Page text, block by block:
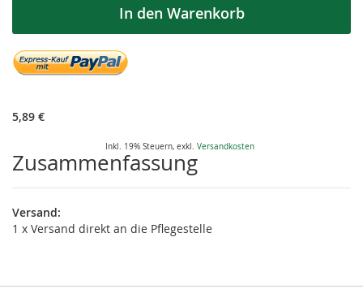
In den Warenkorb
5,89 €
Inkl. 19% Steuern,exkl.Versandkosten
Zusammenfassung
Versand:
1 x Versand direkt an die Pflegestelle